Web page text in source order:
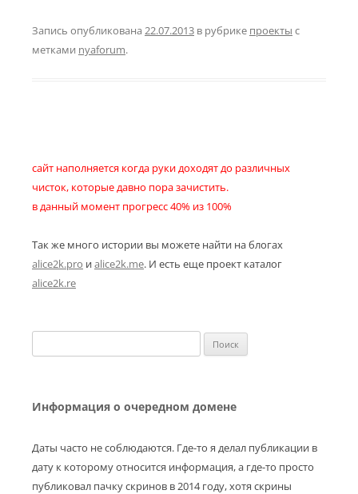
Запись опубликована 22.07.2013 в рубрике проекты с
метками nyaforum.
сайт наполняется когда руки доходят до различных
чисток, которые давно пора зачистить.
в данный момент прогресс 40% из 100%
Так же много истории вы можете найти на блогах
alice2k.pro иalice2k.me. И есть еще проект каталог
alice2k.re
Информация о очередном домене
Даты часто не соблюдаются. Где-то я делал публикации в
дату к которому относится информация, а где-то просто
публиковал пачку скринов в 2014 году, хотя скрины